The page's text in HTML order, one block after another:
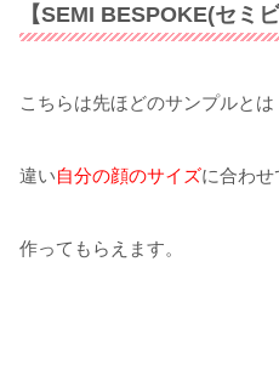
【SEMI BESPOKE(セミ
こちらは先ほどのサンプルとは
違い自分の顔のサイズに合わせ
作ってもらえます。